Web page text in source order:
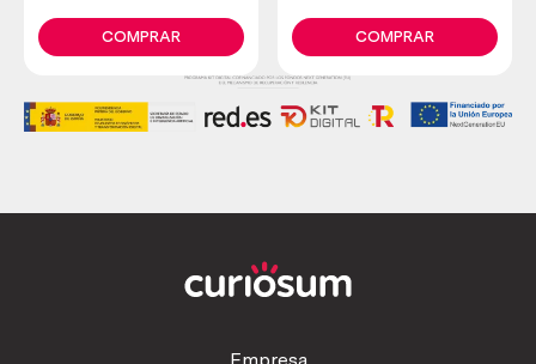
Años 30COMPRAR COMPRAR